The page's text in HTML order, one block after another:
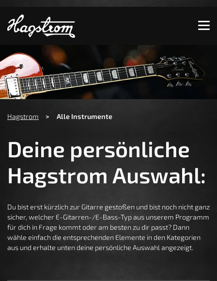
Zeige besser passende Version dieser Seite
Diese Meldung nicht mehr anzeigen
Hagstrom Alle Instrumente
Deine persönliche
Hagstrom Auswahl:
Du bist erst kürzlich zur Gitarre gestoßen und bist noch nicht ganz
sicher, welcher E-Gitarren-/E-Bass-Typ aus unserem Programm
für dich in Frage kommt oder am besten zu dir passt? Dann
wähle einfach die entsprechenden Elemente in den Kategorien
aus und erhalte unten deine persönliche Auswahl angezeigt.